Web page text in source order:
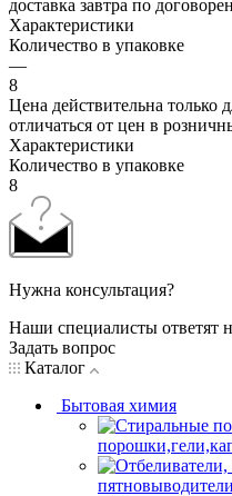
доставка завтра по
Характеристики
Количество в упаковке
—
8
Цена действительна только
отличаться от цен в
Характеристики
Количество в упаковке
8
Нужна консультация?
Наши специалисты ответят
Задать вопрос
Каталог
Бытовая химия
пятновыводители